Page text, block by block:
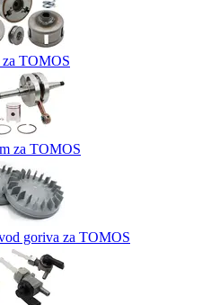
TOMOS
za TOMOS
goriva za TOMOS